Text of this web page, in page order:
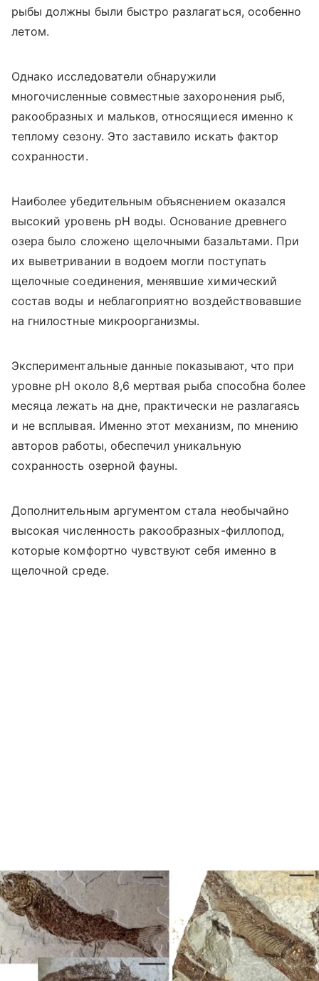
рыбы должны были быстро разлагаться, особенно
летом.
Однако исследователи обнаружили
многочисленные совместные захоронения рыб,
ракообразных и мальков, относящиеся именно к
теплому сезону. Это заставило искать фактор
сохранности.
Наиболее убедительным объяснением оказался
высокий уровень pH воды. Основание древнего
озера было сложено щелочными базальтами. При
их выветривании в водоем могли поступать
щелочные соединения, менявшие химический
состав воды и неблагоприятно воздействовавшие
на гнилостные микроорганизмы.
Экспериментальные данные показывают, что при
уровне pH около 8,6 мертвая рыба способна более
месяца лежать на дне, практически не разлагаясь
и не всплывая. Именно этот механизм, по мнению
авторов работы, обеспечил уникальную
сохранность озерной фауны.
Дополнительным аргументом стала необычайно
высокая численность ракообразных-филлопод,
которые комфортно чувствуют себя именно в
щелочной среде.